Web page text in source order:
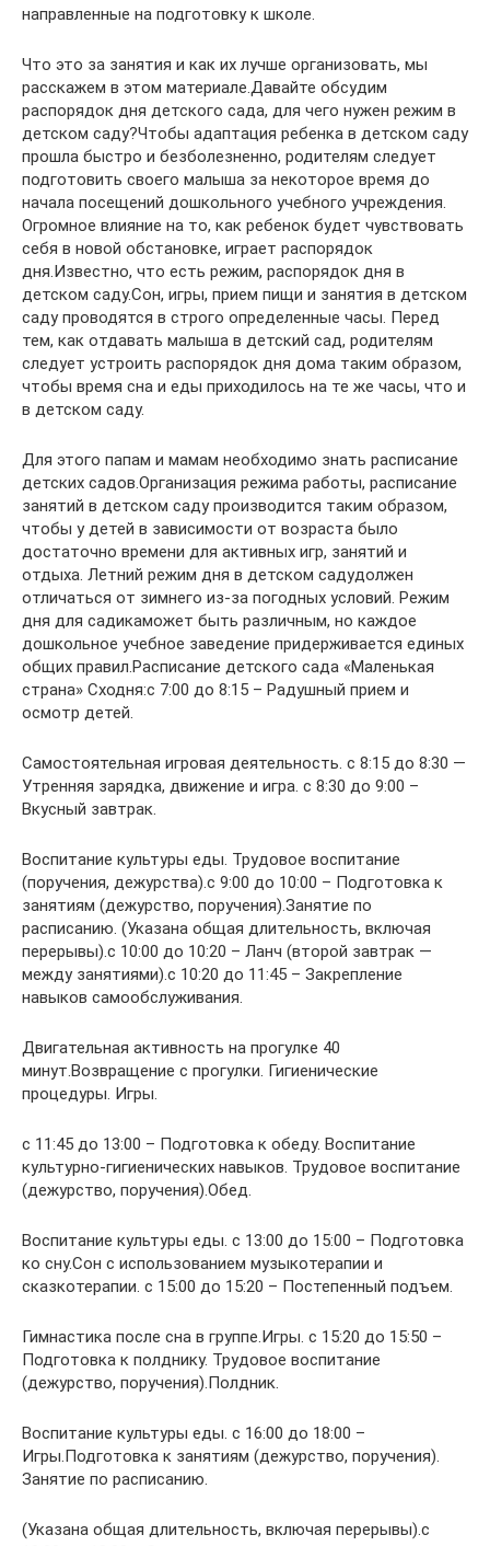
направленные на подготовку к школе.
Что это за занятия и как их лучше организовать, мы
расскажем в этом материале.Давайте обсудим
распорядок дня детского сада, для чего нужен режим в
детском саду?Чтобы адаптация ребенка в детском саду
прошла быстро и безболезненно, родителям следует
подготовить своего малыша за некоторое время до
начала посещений дошкольного учебного учреждения.
Огромное влияние на то, как ребенок будет чувствовать
себя в новой обстановке, играет распорядок
дня.Известно, что есть режим, распорядок дня в
детском саду.Сон, игры, прием пищи и занятия в детском
саду проводятся в строго определенные часы. Перед
тем, как отдавать малыша в детский сад, родителям
следует устроить распорядок дня дома таким образом,
чтобы время сна и еды приходилось на те же часы, что и
в детском саду.
Для этого папам и мамам необходимо знать расписание
детских садов.Организация режима работы, расписание
занятий в детском саду производится таким образом,
чтобы у детей в зависимости от возраста было
достаточно времени для активных игр, занятий и
отдыха. Летний режим дня в детском садудолжен
отличаться от зимнего из-за погодных условий. Режим
дня для садикаможет быть различным, но каждое
дошкольное учебное заведение придерживается единых
общих правил.Расписание детского сада «Маленькая
страна» Сходня:с 7:00 до 8:15 – Радушный прием и
осмотр детей.
Самостоятельная игровая деятельность. с 8:15 до 8:30 —
Утренняя зарядка, движение и игра. с 8:30 до 9:00 –
Вкусный завтрак.
Воспитание культуры еды. Трудовое воспитание
(поручения, дежурства).с 9:00 до 10:00 – Подготовка к
занятиям (дежурство, поручения).Занятие по
расписанию. (Указана общая длительность, включая
перерывы).с 10:00 до 10:20 – Ланч (второй завтрак —
между занятиями).с 10:20 до 11:45 – Закрепление
навыков самообслуживания.
Двигательная активность на прогулке 40
минут.Возвращение с прогулки. Гигиенические
процедуры. Игры.
с 11:45 до 13:00 – Подготовка к обеду. Воспитание
культурно-гигиенических навыков. Трудовое воспитание
(дежурство, поручения).Обед.
Воспитание культуры еды. с 13:00 до 15:00 – Подготовка
ко сну.Сон с использованием музыкотерапии и
сказкотерапии. с 15:00 до 15:20 – Постепенный подъем.
Гимнастика после сна в группе.Игры. с 15:20 до 15:50 –
Подготовка к полднику. Трудовое воспитание
(дежурство, поручения).Полдник.
Воспитание культуры еды. с 16:00 до 18:00 –
Игры.Подготовка к занятиям (дежурство, поручения).
Занятие по расписанию.
(Указана общая длительность, включая перерывы).с